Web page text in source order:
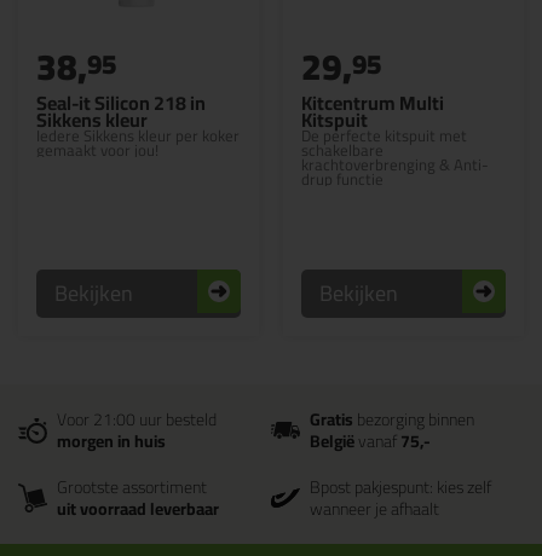
Seal-it Silicon 218 in
Sikkens kleur
Iedere Sikkens kleur per koker
gemaakt voor jou!
38,95
Bekijken
Kitcentrum Multi
Kitspuit
De perfecte kitspuit met
schakelbare
krachtoverbrenging & Anti-
drup functie
29,95
Bekijken
Voor 21:00 uur besteld
morgen in huis
Gratisbezorging binnen
Belgiëvanaf75,-
Grootste assortiment
uit voorraad leverbaar
Bpost pakjespunt: kies zelf
wanneer je afhaalt